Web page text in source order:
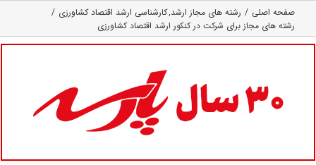
صفحه اصلی رشته های مجاز ارشد کارشناسی ارشد اقتصاد کشاورزی
رشته های مجاز برای شرکت در کنکور ارشد اقتصاد کشاورزی